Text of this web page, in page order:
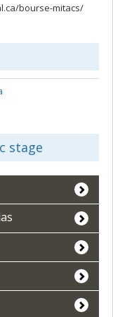
bourse-mitacs/
stage